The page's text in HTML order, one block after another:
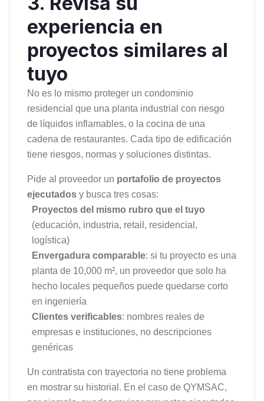
experiencia en
proyectos similares al
tuyo
No es lo mismo proteger un condominio
residencial que una planta industrial con riesgo
de líquidos inflamables, o la cocina de una
cadena de restaurantes. Cada tipo de edificación
tiene riesgos, normas y soluciones distintas.
Pide al proveedor un portafolio de proyectos
ejecutados y busca tres cosas:
Proyectos del mismo rubro que el tuyo
(educación, industria, retail, residencial,
logística)
Envergadura comparable: si tu proyecto es una
planta de 10,000 m², un proveedor que solo ha
hecho locales pequeños puede quedarse corto
en ingeniería
Clientes verificables: nombres reales de
empresas e instituciones, no descripciones
genéricas
Un contratista con trayectoria no tiene problema
en mostrar su historial. En el caso de QYMSAC,